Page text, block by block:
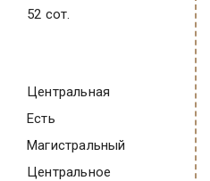
52 сот.
Центральная
есть
Магистральный
Центральное